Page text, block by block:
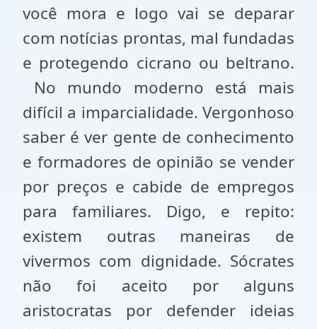
você mora e logo vai se deparar
com notícias prontas, mal fundadas
e protegendo cicrano ou beltrano.
No mundo moderno está mais
difícil a imparcialidade. Vergonhoso
saber é ver gente de conhecimento
e formadores de opinião se vender
por preços e cabide de empregos
para familiares. Digo, e repito:
existem outras maneiras de
vivermos com dignidade. Sócrates
não foi aceito por alguns
aristocratas por defender ideias